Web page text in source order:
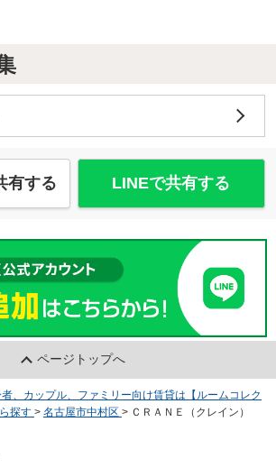
有する LINEで共有する
ページトップへ
者、カップル、ファミリー向け賃貸は【ルームコレク
探す > 名古屋市中村区 > ＣＲＡＮＥ（クレイン）